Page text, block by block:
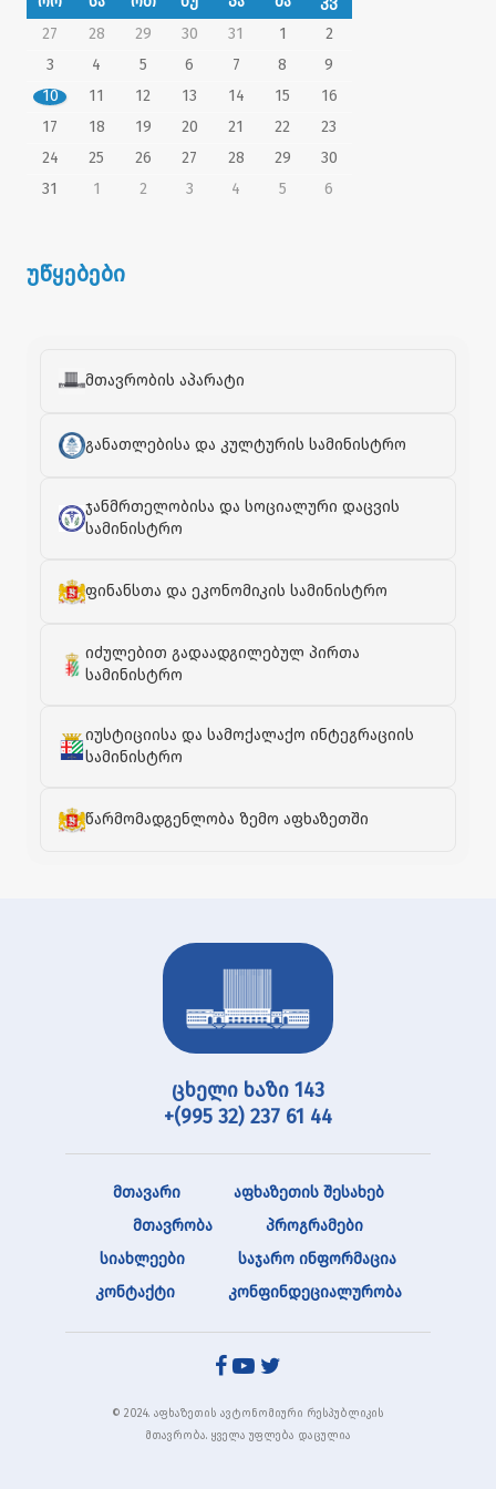
27
28 29 30 31 1
2
3
4 5 6 7 8
9
10
11 12 13 14 15
16
17
18 19 20 21 22
23
24
25 26 27 28 29
30
31
1 2 3 4 5 6
უწყებები
მთავრობის აპარატი
განათლებისა და კულტურის სამინისტრო
ჯანმრთელობისა და სოციალური დაცვის
სამინისტრო
ფინანსთა და ეკონომიკის სამინისტრო
იძულებით გადაადგილებულ პირთა
სამინისტრო
იუსტიციისა და სამოქალაქო ინტეგრაციის
სამინისტრო
წარმომადგენლობა ზემო აფხაზეთში
ბარამიას გულისხმიერებისა და
ყურადღებისათვის მადლობა გადაუხადა.
„მადლობას ვუხდი ბატონ გიორგი ბარამიას
ომის ვეტერანების მიმართ გამოჩენილი
გულისხმიერებისა და ყურადღებისათვის.
აფხაზეთის მთავრობის თავმჯდომარე, დღის
გადასცა.
ცხელი ხაზი 143
+(995 32) 237 61 44
მთავარი
აფხაზეთის შესახებ
მთავრობა
პროგრამები
სიახლეები
საჯარო ინფორმაცია
კონტაქტი
კონფინდეციალურობა
© 2024. აფხაზეთის ავტონომიური რესპუბლიკის
მთავრობა. ყველა უფლება დაცულია